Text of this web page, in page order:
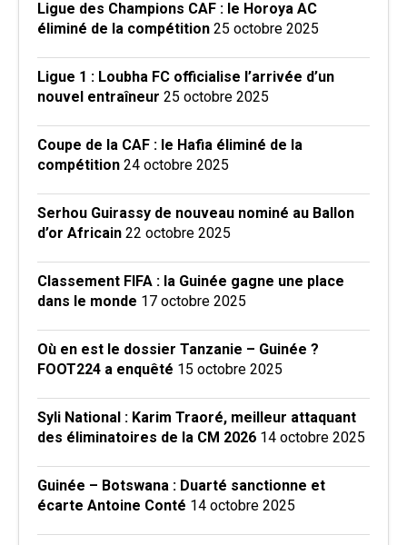
Ligue des Champions CAF : le Horoya AC
éliminé de la compétition 25 octobre 2025
Ligue 1 : Loubha FC officialise l’arrivée d’un
nouvel entraîneur 25 octobre 2025
Coupe de la CAF : le Hafia éliminé de la
compétition 24 octobre 2025
Serhou Guirassy de nouveau nominé au Ballon
d’or Africain 22 octobre 2025
Classement FIFA : la Guinée gagne une place
dans le monde 17 octobre 2025
Où en est le dossier Tanzanie – Guinée ?
FOOT224 a enquêté 15 octobre 2025
Syli National : Karim Traoré, meilleur attaquant
des éliminatoires de la CM 2026 14 octobre 2025
Guinée – Botswana : Duarté sanctionne et
écarte Antoine Conté 14 octobre 2025